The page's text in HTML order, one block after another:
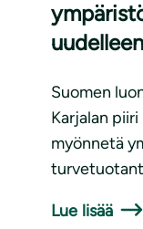
Suomen
Karjalan
myönnetä
Lue lisää